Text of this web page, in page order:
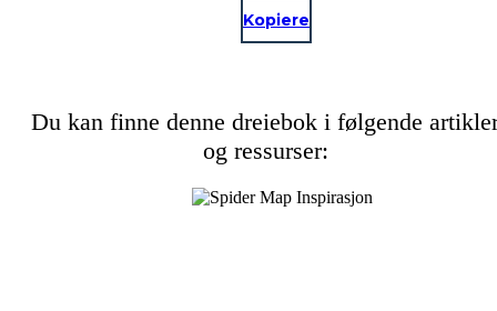
Kopiere
Du kan finne denne dreiebok i følgende
og ressurser: